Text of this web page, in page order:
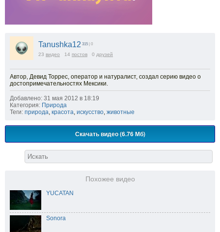
Tanushka12 315 | 0
23 видео 14 постов 0 друзей
Автор, Девид Торрес, оператор и натуралист, создал серию видео о
достопримечательностях Мексики.
Добавлено: 31 мая 2012 в 18:19
Категория: Природа
Теги: природа, красота, искусство, животные
Скачать видео (6.76 Мб)
Похожее видео
YUCATAN
Sonora